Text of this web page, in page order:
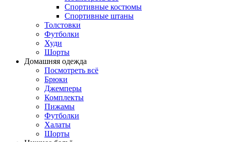
Спортивные костюмы
Спортивные штаны
Толстовки
Футболки
Худи
Шорты
Домашняя одежда
Посмотреть всё
Брюки
Джемперы
Комплекты
Пижамы
Футболки
Халаты
Шорты